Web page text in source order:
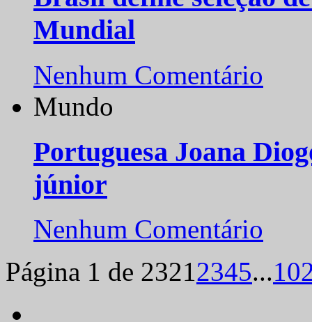
Mundial
Nenhum Comentário
Mundo
Portuguesa Joana
júnior
Nenhum Comentário
Página 1 de 23212345...10